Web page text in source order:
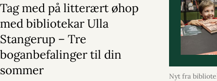
Tag med på litterært øhop
med bibliotekar Ulla
Stangerup – Tre
boganbefalinger til din
sommer
Nyt fra